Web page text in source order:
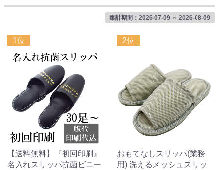
集計期間：2026-07-09 ～ 2026-08-09
1位
【送料無料】『初回印刷』
名入れスリッパ抗菌ビニー
2位
おもてなしスリッパ(業務
用) 洗えるメッシュスリッ